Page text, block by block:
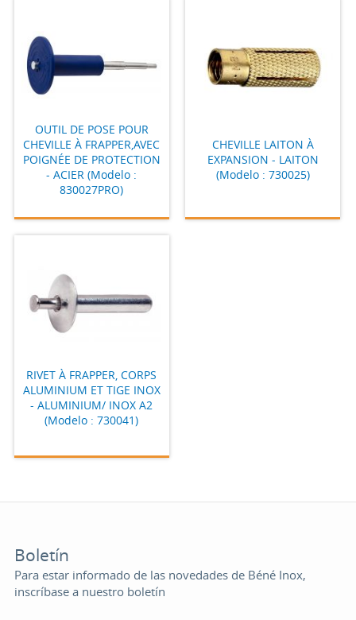
OUTIL DE POSE POUR
CHEVILLE À FRAPPER,AVEC
POIGNÉE DE PROTECTION
- ACIER (Modelo :
830027PRO)
CHEVILLE LAITON À
EXPANSION - LAITON
(Modelo : 730025)
RIVET À FRAPPER, CORPS
ALUMINIUM ET TIGE INOX
- ALUMINIUM/ INOX A2
(Modelo : 730041)
Boletín
Para estar informado de las novedades de Béné Inox,
inscríbase a nuestro boletín